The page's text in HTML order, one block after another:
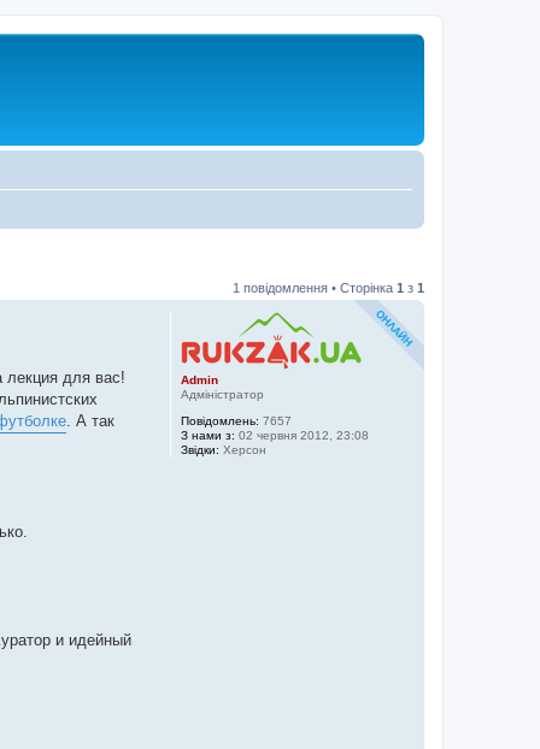
1 повідомлення • Сторінка 1 з 1
Admin
Адміністратор
Повідомлень: 7657
З нами з: 02 червня 2012, 23:08
Звідки: Херсон
лекция для вас!
. А так
и идейный